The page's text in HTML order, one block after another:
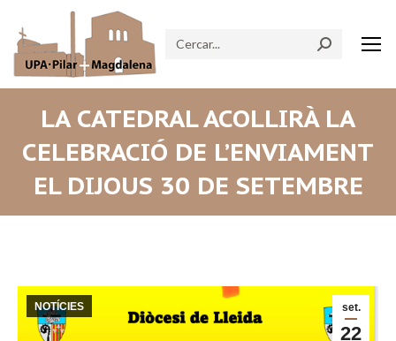
Search:
LA CATEDRAL ACOLLIRÀ LA
CELEBRACIÓ DE L’ENVIAMENT
EL DIJOUS 30 DE SETEMBRE
set.
22
NOTÍCIES